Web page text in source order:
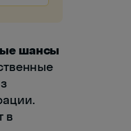
шансы
в